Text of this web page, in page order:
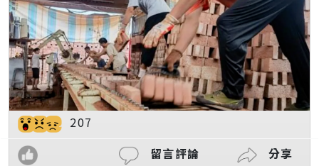
207
留言評論
分享